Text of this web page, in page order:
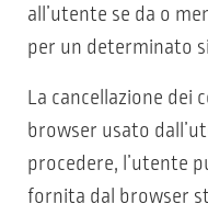
all’utente se da o
per un determinato
La cancellazione dei
browser usato
procedere, l’utente
fornita dal browser